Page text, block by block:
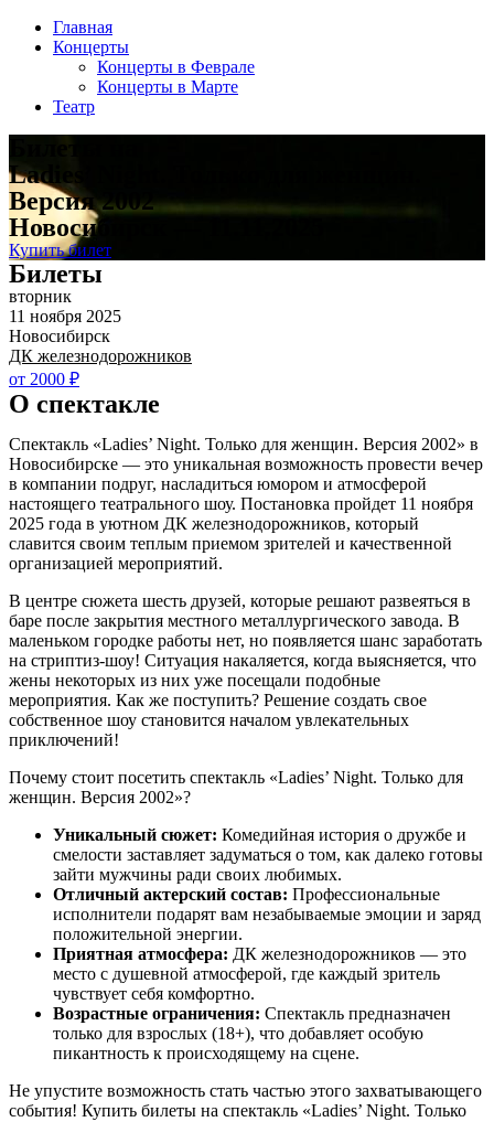
Главная
Концерты
Концерты в Феврале
Концерты в Марте
Театр
Ladies’ Night. Только для женщин.
Версия 2002
Новосибирск — 11.11.2025
Купить билет
Билеты
вторник
11 ноября 2025
Новосибирск
ДК железнодорожников
от 2000 ₽
О спектакле
Спектакль «Ladies’ Night. Только для женщин. Версия 2002» в
Новосибирске — это уникальная возможность провести вечер
в компании подруг, насладиться юмором и атмосферой
настоящего театрального шоу. Постановка пройдет 11 ноября
2025 года в уютном ДК железнодорожников, который
славится своим теплым приемом зрителей и качественной
организацией мероприятий.
В центре сюжета шесть друзей, которые решают развеяться в
баре после закрытия местного металлургического завода. В
маленьком городке работы нет, но появляется шанс заработать
на стриптиз-шоу! Ситуация накаляется, когда выясняется, что
жены некоторых из них уже посещали подобные
мероприятия. Как же поступить? Решение создать свое
собственное шоу становится началом увлекательных
приключений!
Почему стоит посетить спектакль «Ladies’ Night. Только для
женщин. Версия 2002»?
Уникальный сюжет: Комедийная история о дружбе и
смелости заставляет задуматься о том, как далеко готовы
зайти мужчины ради своих любимых.
Отличный актерский состав: Профессиональные
исполнители подарят вам незабываемые эмоции и заряд
положительной энергии.
Приятная атмосфера: ДК железнодорожников — это
место с душевной атмосферой, где каждый зритель
чувствует себя комфортно.
Возрастные ограничения: Спектакль предназначен
только для взрослых (18+), что добавляет особую
пикантность к происходящему на сцене.
Не упустите возможность стать частью этого захватывающего
события! Купить билеты на спектакль «Ladies’ Night. Только